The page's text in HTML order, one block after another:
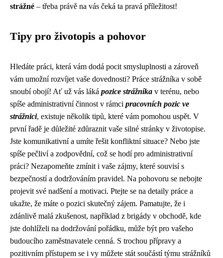
strážné – třeba právě na vás čeká ta pravá příležitost!
Tipy pro životopis a pohovor
Hledáte práci, která vám dodá pocit smysluplnosti a zároveň
vám umožní rozvíjet vaše dovednosti? Práce strážníka v sobě
snoubí obojí! Ať už vás láká pozice strážníka v terénu, nebo
spíše administrativní činnost v rámci pracovních pozic ve
strážnici, existuje několik tipů, které vám pomohou uspět. V
první řadě je důležité zdůraznit vaše silné stránky v životopise.
Jste komunikativní a umíte řešit konfliktní situace? Nebo jste
spíše pečliví a zodpovědní, což se hodí pro administrativní
práci? Nezapomeňte zmínit i vaše zájmy, které souvisí s
bezpečností a dodržováním pravidel. Na pohovoru se nebojte
projevit své nadšení a motivaci. Ptejte se na detaily práce a
ukažte, že máte o pozici skutečný zájem. Pamatujte, že i
zdánlivě malá zkušenost, například z brigády v obchodě, kde
jste dohlíželi na dodržování pořádku, může být pro vašeho
budoucího zaměstnavatele cenná. S trochou přípravy a
pozitivním přístupem se i vy můžete stát součástí týmu strážníků